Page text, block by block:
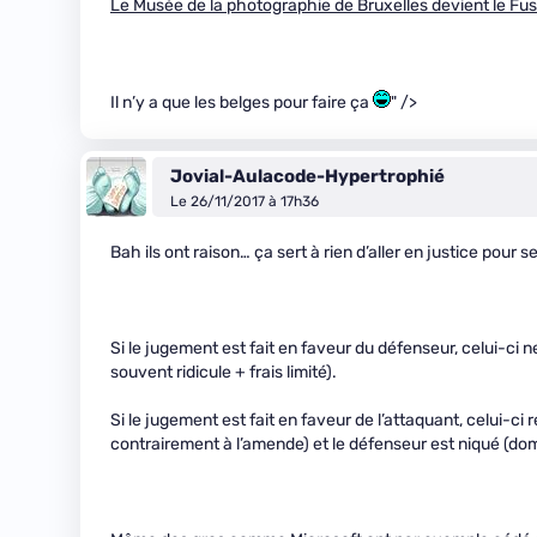
Le Musée de la photographie de Bruxelles devient le
Il n’y a que les belges pour faire ça " />
Jovial-Aulacode-Hypertrophié
Le 26/11/2017 à 17h36
Bah ils ont raison… ça sert à rien d’aller en justice pour
Si le jugement est fait en faveur du défenseur, celui-ci
souvent ridicule + frais limité).
Si le jugement est fait en faveur de l’attaquant, celui-
contrairement à l’amende) et le défenseur est niqué